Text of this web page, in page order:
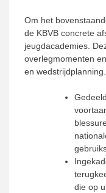
Om het
de KBVB concrete
jeugdacademies.
overlegmomenten
en wedstrijdplanning.
die op